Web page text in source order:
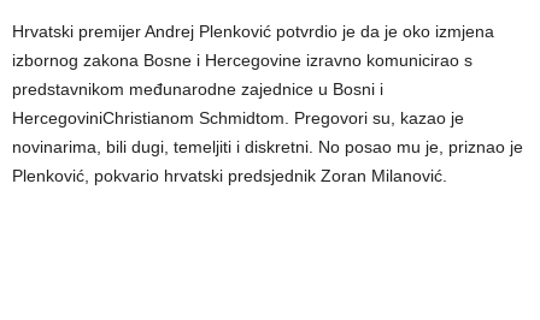
Hrvatski premijer Andrej Plenković potvrdio je da je oko izmjena
izbornog zakona Bosne i Hercegovine izravno komunicirao s
predstavnikom međunarodne zajednice u Bosni i
HercegoviniChristianom Schmidtom. Pregovori su, kazao je
novinarima, bili dugi, temeljiti i diskretni. No posao mu je, priznao je
Plenković, pokvario hrvatski predsjednik Zoran Milanović.